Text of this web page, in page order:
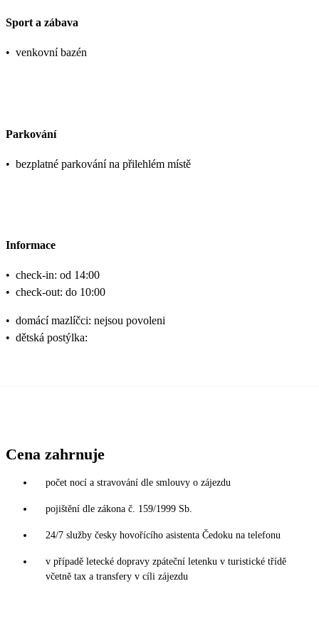
Sport a zábava
• venkovní bazén
Parkování
• bezplatné parkování na přilehlém místě
Informace
• check-in: od 14:00
• check-out: do 10:00
• domácí mazlíčci: nejsou povoleni
• dětská postýlka:
Cena zahrnuje
počet nocí a stravování dle smlouvy o zájezdu
pojištění dle zákona č. 159/1999 Sb.
24/7 služby česky hovořícího asistenta Čedoku na telefonu
v případě letecké dopravy zpáteční letenku v turistické třídě
včetně tax a transfery v cíli zájezdu